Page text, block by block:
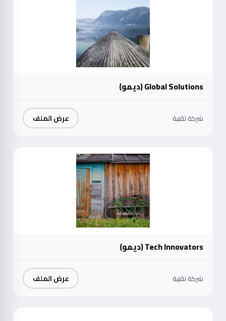
Global Solutions (ديمو)
شركة تقنية عرض الملف
Tech Innovators (ديمو)
شركة تقنية عرض الملف